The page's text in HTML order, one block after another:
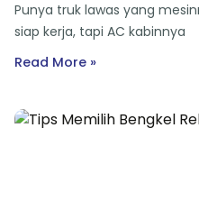
Punya truk lawas yang
siap kerja, tapi AC kabinnya
Read More »